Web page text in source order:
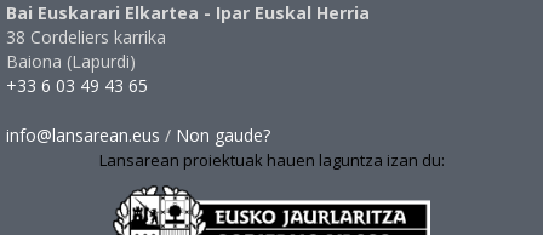
Bai Euskarari Elkartea - Ipar Euskal Herria
38 Cordeliers karrika
Baiona (Lapurdi)
+33 6 03 49 43 65
info@lansarean.eus / Non gaude?
Lansarean proiektuak hauen laguntza izan du: